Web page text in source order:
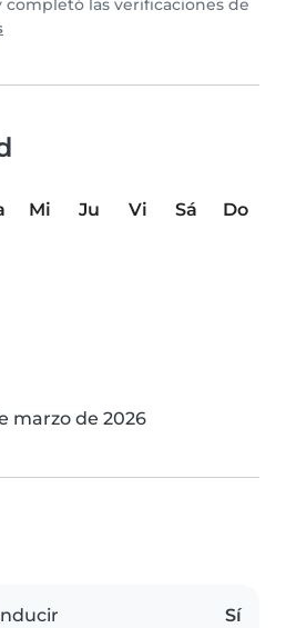
las verificaciones de
Mi Ju Vi Sá
Do
marzo de 2026
Sí